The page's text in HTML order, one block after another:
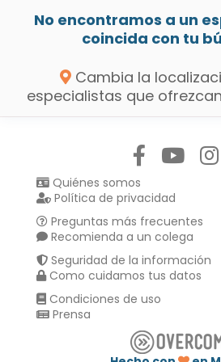
No encontramos a un
coincida con tu
Cambia la
especialistas que
Quiénes somos
Política de privacidad
Preguntas más frecuentes
Recomienda a un colega
Seguridad de la información
Como cuidamos tus datos
Condiciones de uso
Prensa